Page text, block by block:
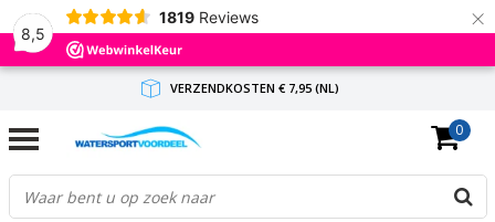
8,5
1819 Reviews ×
VERZENDKOSTEN € 7,95 (NL)
GRATIS VERZENDING(NL) VANAF € 65,-
BINNEN 1-3 WERKDAGEN ANTWOORD
0